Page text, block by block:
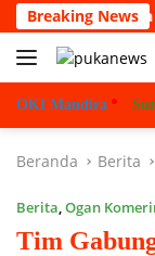
Langsung
ke
konten
Breaking News
Paripurna VII
OKI Mandira
Beranda Berita
Berita,Ogan
Tim